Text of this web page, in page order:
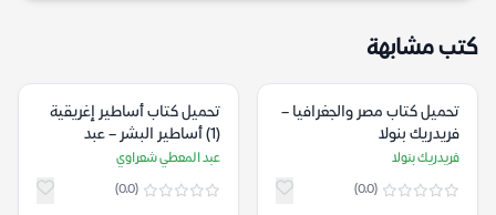
كتب مشابهة
تحميل كتاب مصر والجغرافيا –
فريدريك بنولا
فريدريك بنولا
(0.0)
تحميل كتاب أساطير إغريقية
(1) أساطير البشر – عبد
المعطي شعراوي
عبد المعطي شعراوي
(0.0)